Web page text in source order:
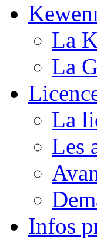
La
La
La
Les
Infos